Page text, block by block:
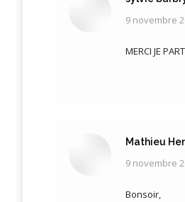
dit
9 novembre
MERCI JE
Mathieu
dit
9 novembre
Bonsoir,